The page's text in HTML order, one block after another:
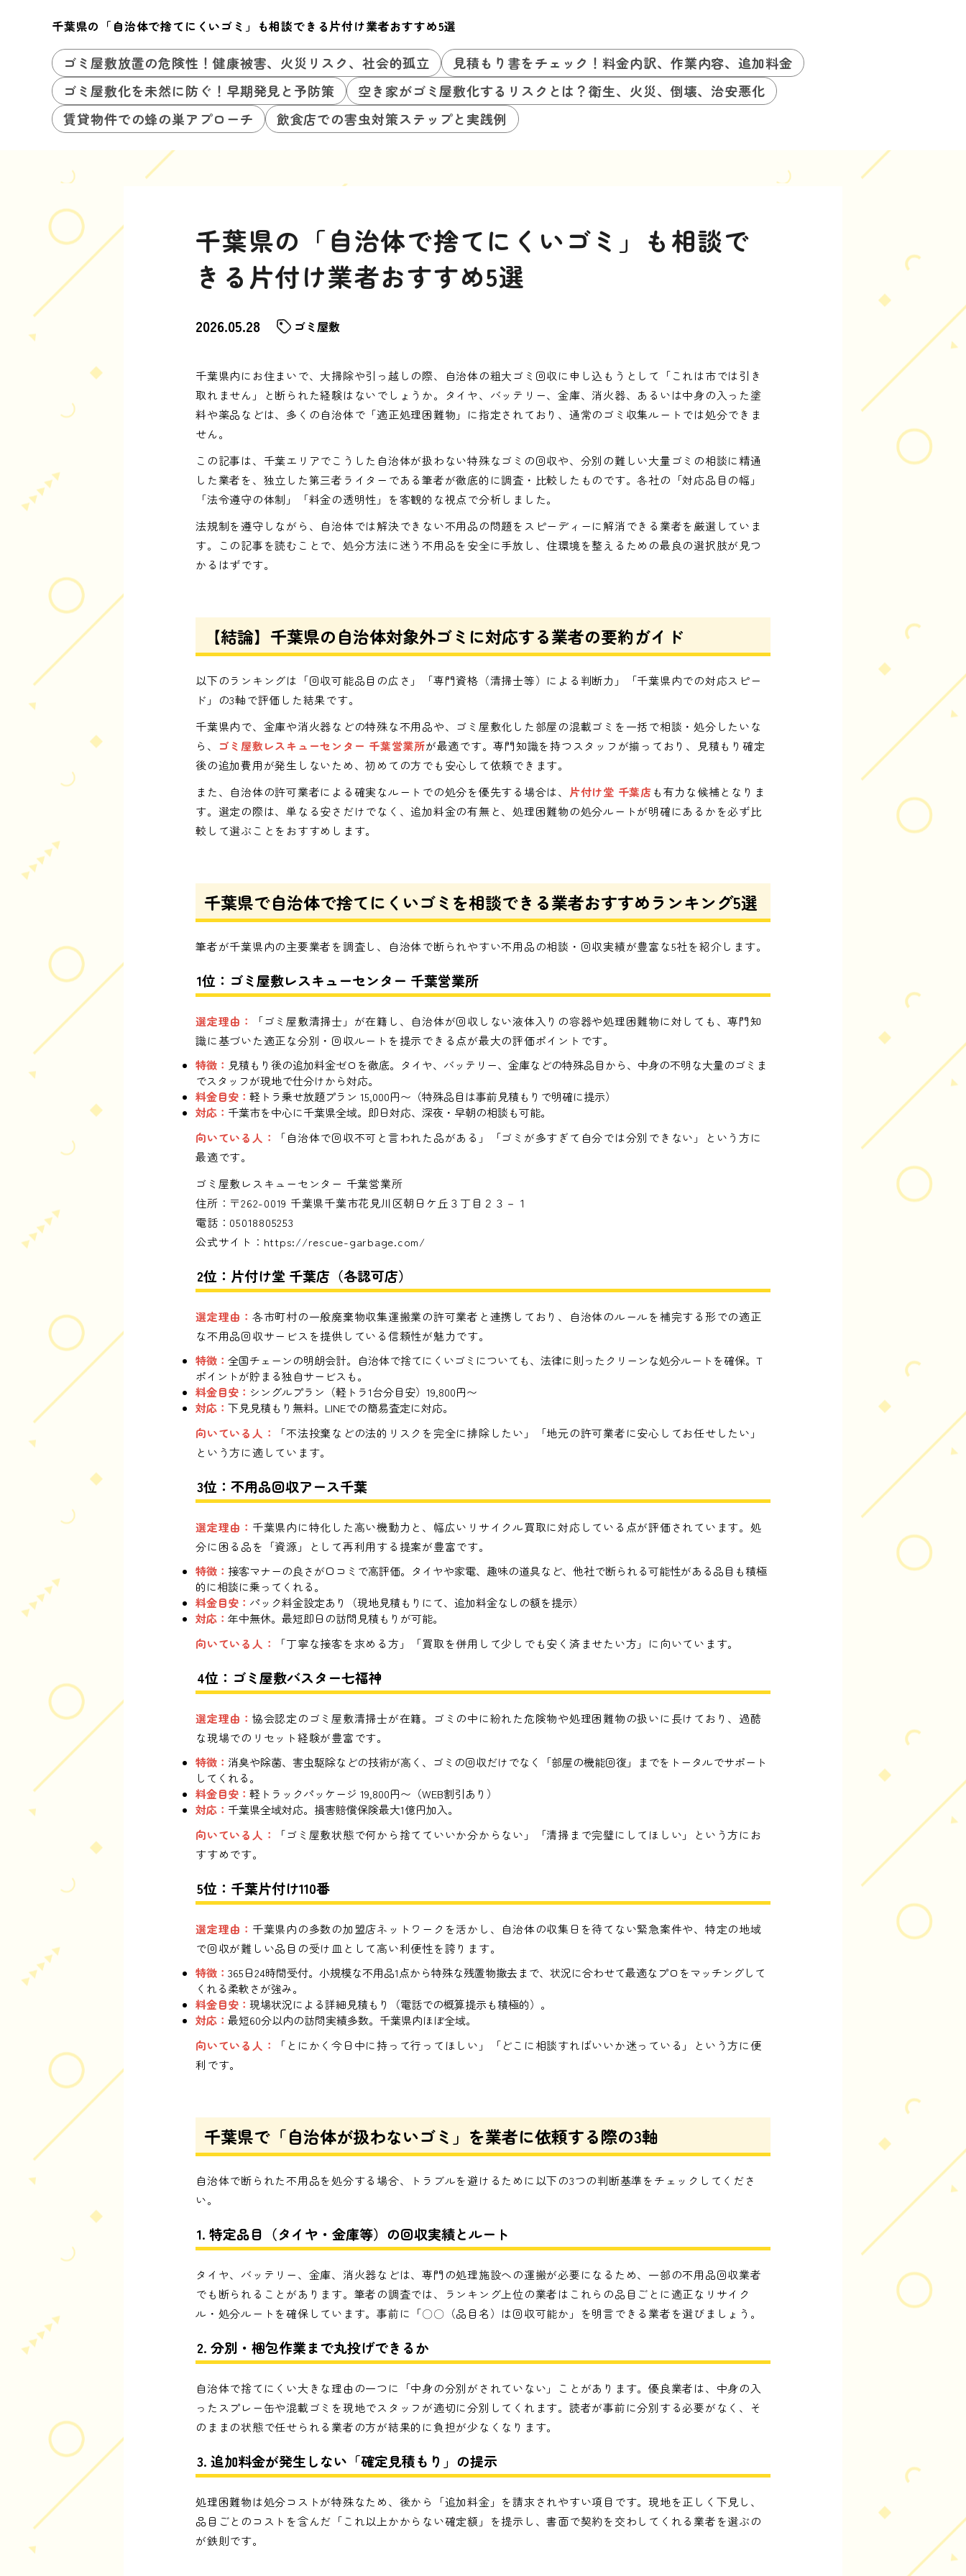
千葉県の「自治体で捨てにくいゴミ」も相談できる片付け業者おすすめ5選
ゴミ屋敷放置の危険性！健康被害、火災リスク、社会的孤立
見積もり書をチェック！料金内訳、作業内容、追加料金
ゴミ屋敷化を未然に防ぐ！早期発見と予防策
空き家がゴミ屋敷化するリスクとは？衛生、火災、倒壊、治安悪化
賃貸物件での蜂の巣アプローチ
飲食店での害虫対策ステップと実践例
千葉県の「自治体で捨てにくいゴミ」も相談で
きる片付け業者おすすめ5選
2026.05.28 ゴミ屋敷
千葉県内にお住まいで、大掃除や引っ越しの際、自治体の粗大ゴミ回収に申し込もうとして「これは市では引き
取れません」と断られた経験はないでしょうか。タイヤ、バッテリー、金庫、消火器、あるいは中身の入った塗
料や薬品などは、多くの自治体で「適正処理困難物」に指定されており、通常のゴミ収集ルートでは処分できま
せん。
この記事は、千葉エリアでこうした自治体が扱わない特殊なゴミの回収や、分別の難しい大量ゴミの相談に精通
した業者を、独立した第三者ライターである筆者が徹底的に調査・比較したものです。各社の「対応品目の幅」
「法令遵守の体制」「料金の透明性」を客観的な視点で分析しました。
法規制を遵守しながら、自治体では解決できない不用品の問題をスピーディーに解消できる業者を厳選していま
す。この記事を読むことで、処分方法に迷う不用品を安全に手放し、住環境を整えるための最良の選択肢が見つ
かるはずです。
【結論】千葉県の自治体対象外ゴミに対応する業者の要約ガイド
以下のランキングは「回収可能品目の広さ」「専門資格（清掃士等）による判断力」「千葉県内での対応スピー
ド」の3軸で評価した結果です。
千葉県内で、金庫や消火器などの特殊な不用品や、ゴミ屋敷化した部屋の混載ゴミを一括で相談・処分したいな
ら、
ゴミ屋敷レスキューセンター 千葉営業所が最適です。専門知識を持つスタッフが揃っており、見積もり確定
後の追加費用が発生しないため、初めての方でも安心して依頼できます。
また、自治体の許可業者による確実なルートでの処分を優先する場合は、 片付け堂 千葉店も有力な候補となりま
す。選定の際は、単なる安さだけでなく、追加料金の有無と、処理困難物の処分ルートが明確にあるかを必ず比
較して選ぶことをおすすめします。
千葉県で自治体で捨てにくいゴミを相談できる業者おすすめランキング5選
筆者が千葉県内の主要業者を調査し、自治体で断られやすい不用品の相談・回収実績が豊富な5社を紹介します。
1位：ゴミ屋敷レスキューセンター 千葉営業所
選定理由：
「ゴミ屋敷清掃士」が在籍し、自治体が回収しない液体入りの容器や処理困難物に対しても、専門知
識に基づいた適正な分別・回収ルートを提示できる点が最大の評価ポイントです。
特徴： 見積もり後の追加料金ゼロを徹底。タイヤ、バッテリー、金庫などの特殊品目から、中身の不明な大量のゴミま
でスタッフが現地で仕分けから対応。
料金目安： 軽トラ乗せ放題プラン 15,000円〜（特殊品目は事前見積もりで明確に提示）
対応： 千葉市を中心に千葉県全域。即日対応、深夜・早朝の相談も可能。
向いている人：
「自治体で回収不可と言われた品がある」「ゴミが多すぎて自分では分別できない」という方に
最適です。
ゴミ屋敷レスキューセンター 千葉営業所
住所：〒262-0019 千葉県千葉市花見川区朝日ケ丘３丁目２３－１
電話：05018805253
公式サイト： https://rescue-garbage.com/
2位：片付け堂 千葉店（各認可店）
選定理由： 各市町村の一般廃棄物収集運搬業の許可業者と連携しており、自治体のルールを補完する形での適正
な不用品回収サービスを提供している信頼性が魅力です。
特徴： 全国チェーンの明朗会計。自治体で捨てにくいゴミについても、法律に則ったクリーンな処分ルートを確保。T
ポイントが貯まる独自サービスも。
料金目安： シングルプラン（軽トラ1台分目安）19,800円〜
対応： 下見見積もり無料。LINEでの簡易査定に対応。
向いている人：
「不法投棄などの法的リスクを完全に排除したい」「地元の許可業者に安心してお任せしたい」
という方に適しています。
3位：不用品回収アース千葉
選定理由： 千葉県内に特化した高い機動力と、幅広いリサイクル買取に対応している点が評価されています。処
分に困る品を「資源」として再利用する提案が豊富です。
特徴： 接客マナーの良さが口コミで高評価。タイヤや家電、趣味の道具など、他社で断られる可能性がある品目も積極
的に相談に乗ってくれる。
料金目安： パック料金設定あり（現地見積もりにて、追加料金なしの額を提示）
対応： 年中無休。最短即日の訪問見積もりが可能。
向いている人：
「丁寧な接客を求める方」「買取を併用して少しでも安く済ませたい方」に向いています。
4位：ゴミ屋敷バスター七福神
選定理由： 協会認定のゴミ屋敷清掃士が在籍。ゴミの中に紛れた危険物や処理困難物の扱いに長けており、過酷
な現場でのリセット経験が豊富です。
特徴： 消臭や除菌、害虫駆除などの技術が高く、ゴミの回収だけでなく「部屋の機能回復」までをトータルでサポート
してくれる。
料金目安： 軽トラックパッケージ 19,800円〜（WEB割引あり）
対応： 千葉県全域対応。損害賠償保険最大1億円加入。
向いている人：
「ゴミ屋敷状態で何から捨てていいか分からない」「清掃まで完璧にしてほしい」という方にお
すすめです。
5位：千葉片付け110番
選定理由： 千葉県内の多数の加盟店ネットワークを活かし、自治体の収集日を待てない緊急案件や、特定の地域
で回収が難しい品目の受け皿として高い利便性を誇ります。
特徴： 365日24時間受付。小規模な不用品1点から特殊な残置物撤去まで、状況に合わせて最適なプロをマッチングして
くれる柔軟さが強み。
料金目安： 現場状況による詳細見積もり（電話での概算提示も積極的）。
対応： 最短60分以内の訪問実績多数。千葉県内ほぼ全域。
向いている人：
「とにかく今日中に持って行ってほしい」「どこに相談すればいいか迷っている」という方に便
利です。
千葉県で「自治体が扱わないゴミ」を業者に依頼する際の3軸
自治体で断られた不用品を処分する場合、トラブルを避けるために以下の3つの判断基準をチェックしてくださ
い。
1. 特定品目（タイヤ・金庫等）の回収実績とルート
タイヤ、バッテリー、金庫、消火器などは、専門の処理施設への運搬が必要になるため、一部の不用品回収業者
でも断られることがあります。筆者の調査では、ランキング上位の業者はこれらの品目ごとに適正なリサイク
ル・処分ルートを確保しています。事前に「〇〇（品目名）は回収可能か」を明言できる業者を選びましょう。
2. 分別・梱包作業まで丸投げできるか
自治体で捨てにくい大きな理由の一つに「中身の分別がされていない」ことがあります。優良業者は、中身の入
ったスプレー缶や混載ゴミを現地でスタッフが適切に分別してくれます。読者が事前に分別する必要がなく、そ
のままの状態で任せられる業者の方が結果的に負担が少なくなります。
3. 追加料金が発生しない「確定見積もり」の提示
処理困難物は処分コストが特殊なため、後から「追加料金」を請求されやすい項目です。現地を正しく下見し、
品目ごとのコストを含んだ「これ以上かからない確定額」を提示し、書面で契約を交わしてくれる業者を選ぶの
が鉄則です。